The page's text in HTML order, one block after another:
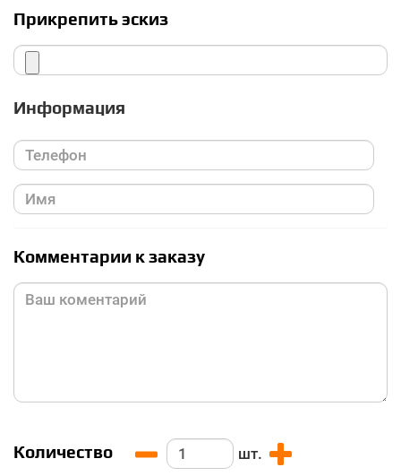
Прикрепить эскиз
Информация
Комментарии к заказу
Количество шт.